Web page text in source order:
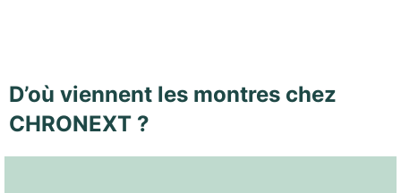
D’où viennent les montres chez
CHRONEXT ?